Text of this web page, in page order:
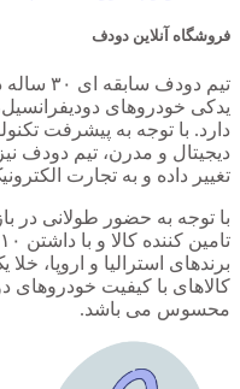
فروشگاه آنلاین دودف
تیم
یدکی خودروهای
دارد. با توجه به پیشرفت
دیجیتال و مدرن، تیم دودف
تغییر داده و به تجارت
با توجه به حضور طولانی در
برندهای استرالیا و اروپا،
کالاهای با کیفیت خودروهای
محسوس می باشد.